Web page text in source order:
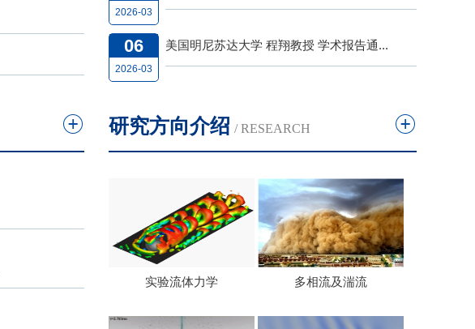
2026-03
06
2026-03
美国明尼苏达大学 程翔教授 学术报告通...
研究方向介绍 / RESEARCH
实验流体力学 多相流及湍流